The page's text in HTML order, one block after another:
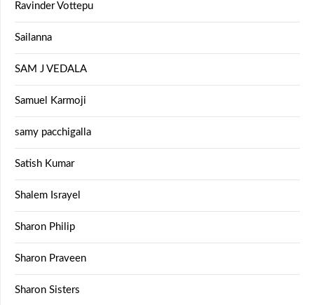
Ravinder Vottepu
Sailanna
SAM J VEDALA
Samuel Karmoji
samy pacchigalla
Satish Kumar
Shalem Israyel
Sharon Philip
Sharon Praveen
Sharon Sisters